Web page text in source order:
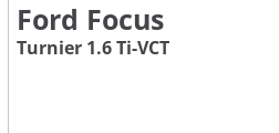
Ford Focus
Turnier 1.6 Ti-VCT